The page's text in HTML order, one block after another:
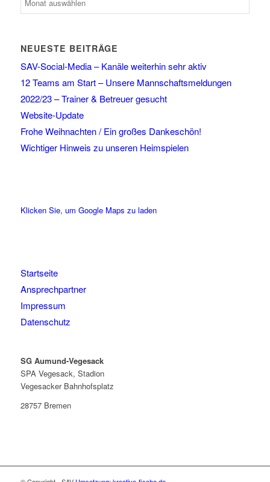
NEUESTE BEITRÄGE
SAV-Social-Media – Kanäle weiterhin sehr aktiv
12 Teams am Start – Unsere Mannschaftsmeldungen
2022/23 – Trainer & Betreuer gesucht
Website-Update
Frohe Weihnachten / Ein großes Dankeschön!
Wichtiger Hinweis zu unseren Heimspielen
Klicken Sie, um Google Maps zu laden
Startseite
Ansprechpartner
Impressum
Datenschutz
SG Aumund-Vegesack
SPA Vegesack, Stadion
Vegesacker Bahnhofsplatz
28757 Bremen